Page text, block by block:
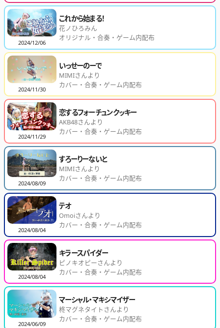
2024/12/06
これから始まる！
花ノひろみん
オリジナル・合奏・ゲーム内配布
2024/11/30
いっせーのーで
MIMIさんより
カバー・合奏・ゲーム内配布
2024/11/29
恋するフォーチュンクッキー
AKB48さんより
カバー・合奏・ゲーム内配布
2024/08/09
すろーりーないと
MIMIさんより
カバー・合奏・ゲーム内配布
2024/08/04
テオ
Omoiさんより
カバー・合奏・ゲーム内配布
2024/08/04
キラースパイダー
ピノキオピーさんより
カバー・合奏・ゲーム内配布
2024/06/09
マーシャル・マキシマイザー
柊マグネタイトさんより
カバー・合奏・ゲーム内配布